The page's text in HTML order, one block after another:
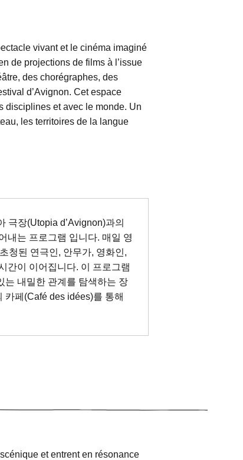
vivant et le cinéma imaginé
de projections de films à l’issue
des chorégraphes, des
d’Avignon. Cet espace
disciplines et avec le monde. Un
les territoires de la langue
극장(Utopia d’Avignon)과의
내는 프로그램 입니다. 매일 영
청된 연극인, 안무가, 영화인,
간이 이어집니다. 이 프로그램
는 내밀한 관계를 탐색하는 장
카페(Café des idées)를 통해
et entrent en résonance